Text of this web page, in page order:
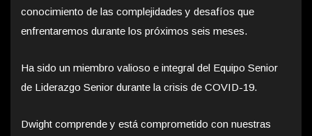
conocimiento de las complejidades y desafíos que
enfrentaremos durante los próximos seis meses.
Ha sido un miembro valioso e integral del Equipo Senior
de Liderazgo Senior durante la crisis de COVID-19.
Dwight comprende y está comprometido con nuestras